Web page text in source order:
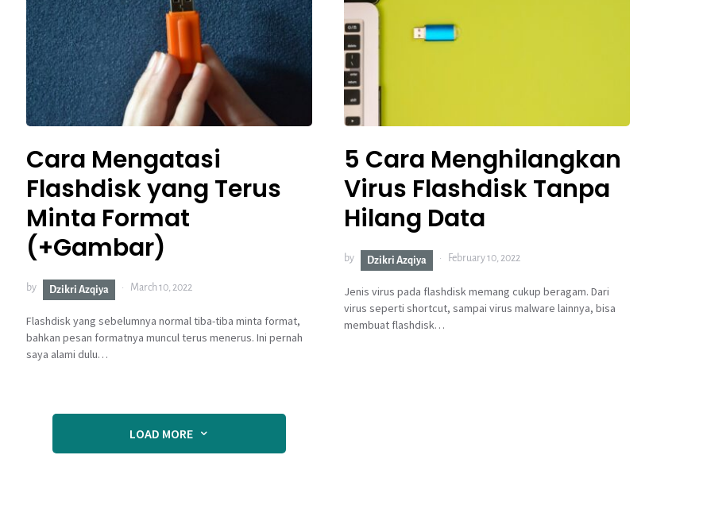
Cara Mengatasi
Flashdisk yang Terus
Minta Format
(+Gambar)
by Dzikri Azqiya March 10, 2022
Flashdisk yang sebelumnya normal tiba-tiba minta format,
bahkan pesan formatnya muncul terus menerus. Ini pernah
saya alami dulu…
5 Cara Menghilangkan
Virus Flashdisk Tanpa
Hilang Data
by Dzikri Azqiya February 10, 2022
Jenis virus pada flashdisk memang cukup beragam. Dari
virus seperti shortcut, sampai virus malware lainnya, bisa
membuat flashdisk…
LOAD MORE